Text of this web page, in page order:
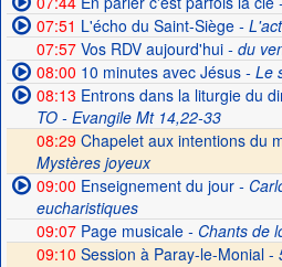
07:51 L'écho du Saint-Siège-
07:57Vos RDV aujourd'hui- du
08:00 10 minutes avec Jésus- Le
08:13 Entrons dans la liturgie du
TO - Evangile Mt 14,22-33
08:29 Chapelet aux intentions du
Mystères joyeux
09:00 Enseignement du jour-
eucharistiques
09:07Page musicale- Chants de
09:10 Session à Paray-le-Monial -